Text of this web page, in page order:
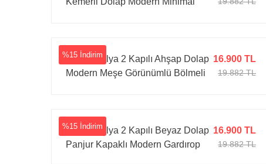
%15 İndirim
Tarz Mobilya 2 Kapılı Ahşap Dolap
Modern Meşe Görünümlü Bölmeli
16.900 TL
19.882 TL
%15 İndirim
Tarz Mobilya 2 Kapılı Beyaz Dolap
Panjur Kapaklı Modern Gardırop
16.900 TL
19.882 TL